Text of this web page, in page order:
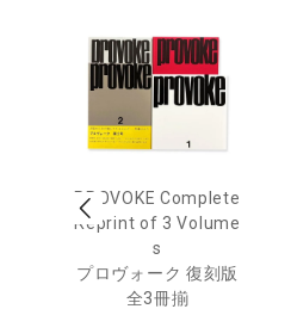
PROVOKE Complete
Reprint of 3 Volume
s
プロヴォーク 復刻版
全3冊揃